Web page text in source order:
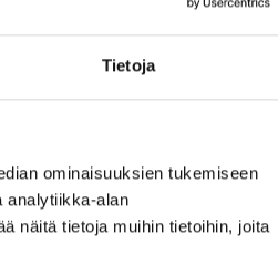
Tietoja
ominaisuuksien tukemiseen
analytiikka-alan
näitä tietoja muihin tietoihin, joita
perjantaina
puh. 0400
Arttu